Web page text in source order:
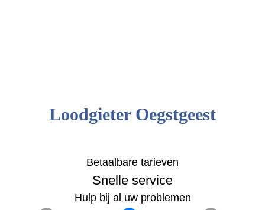
Loodgieter Oegstgeest
Betaalbare tarieven
Snelle service
Hulp bij al uw problemen